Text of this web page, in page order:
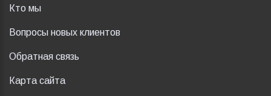
Кто мы
Вопросы новых клиентов
Обратная связь
Карта сайта